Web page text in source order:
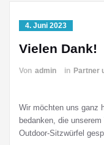
4. Juni 2023
Vielen Dank!
Von admin in Partner
Wir möchten uns ganz
bedanken, die
Outdoor-Sitzwürfel